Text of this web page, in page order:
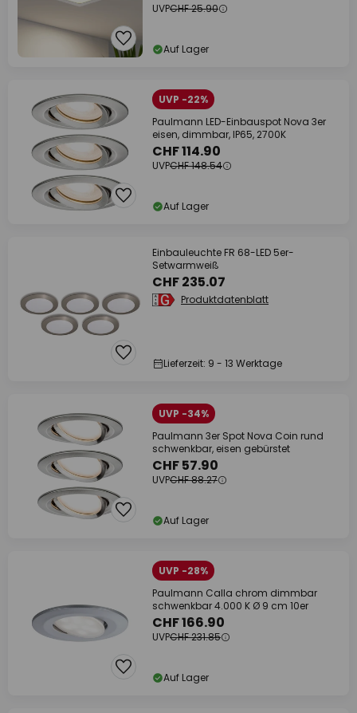
UVPCHF 25.90
Auf Lager
UVP -22%
Paulmann LED-Einbauspot Nova 3er
eisen, dimmbar, IP65, 2700K
CHF 114.90
UVPCHF 148.54
Auf Lager
Einbauleuchte FR 68-LED 5er-
Setwarmweiß
CHF 235.07
Produktdatenblatt
Lieferzeit: 9 - 13 Werktage
UVP -34%
Paulmann 3er Spot Nova Coin rund
schwenkbar, eisen gebürstet
CHF 57.90
UVPCHF 88.27
Auf Lager
UVP -28%
Paulmann Calla chrom dimmbar
schwenkbar 4.000 K Ø 9 cm 10er
CHF 166.90
UVPCHF 231.85
Auf Lager